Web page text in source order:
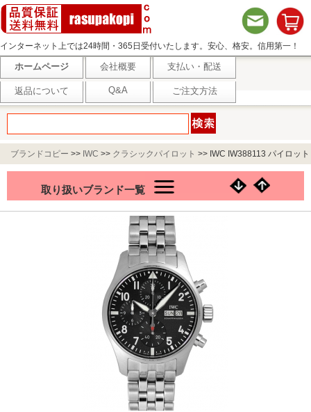
インターネット上では24時間・365日受付いたします。安心、格安。信用第一！
ホームページ 会社概要 支払い・配送
返品について Q&A ご注文方法
ブランドコピー >> IWC >> クラシックパイロット >> IWC IW388113 パイロット
取り扱いブランド一覧